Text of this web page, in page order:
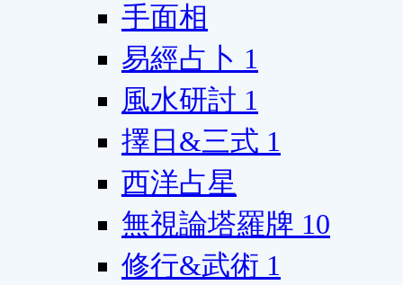
手面相
易經占卜 1
風水研討 1
擇日&三式 1
西洋占星
無視論塔羅牌 10
修行&武術 1